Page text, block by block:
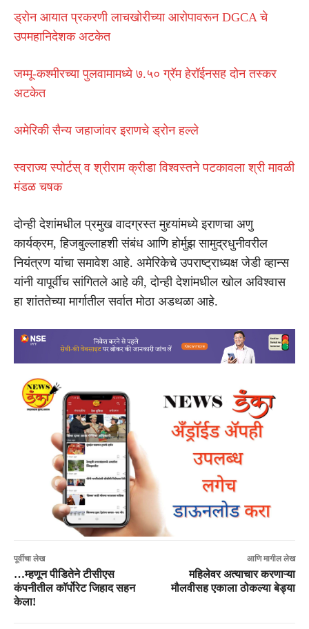
ड्रोन आयात प्रकरणी लाचखोरीच्या आरोपावरून DGCA चे
उपमहानिदेशक अटकेत
जम्मू-कश्मीरच्या पुलवामामध्ये ७.५० ग्रॅम हेरॉईनसह दोन तस्कर
अटकेत
अमेरिकी सैन्य जहाजांवर इराणचे ड्रोन हल्ले
स्वराज्य स्पोर्टस् व श्रीराम क्रीडा विश्वस्तने पटकावला श्री मावळी
मंडळ चषक
दोन्ही देशांमधील प्रमुख वादग्रस्त मुद्द्यांमध्ये इराणचा अणु
कार्यक्रम, हिजबुल्लाहशी संबंध आणि होर्मुझ सामुद्रधुनीवरील
नियंत्रण यांचा समावेश आहे. अमेरिकेचे उपराष्ट्राध्यक्ष जेडी व्हान्स
यांनी यापूर्वीच सांगितले आहे की, दोन्ही देशांमधील खोल अविश्वास
हा शांततेच्या मार्गातील सर्वात मोठा अडथळा आहे.
पूर्वीचा लेख
…म्हणून पीडितेने टीसीएस
कंपनीतील कॉर्पोरेट जिहाद सहन
केला!
आणि मागील लेख
महिलेवर अत्याचार करणाऱ्या
मौलवीसह एकाला ठोकल्या बेड्या